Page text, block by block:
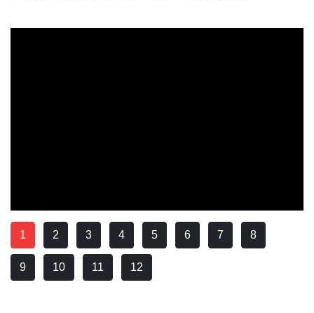
1 2 3 4 5 6 7 8
9 10 11 12